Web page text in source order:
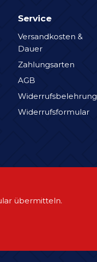
Service
Versandkosten &
Dauer
Zahlungsarten
AGB
Widerrufsbelehrung
Widerrufsformular
übermitteln.